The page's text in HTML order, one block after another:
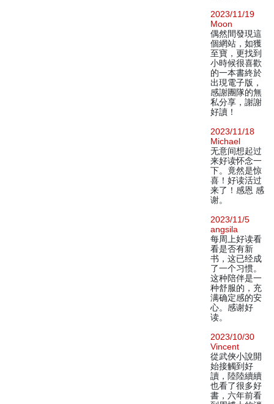
2023/11/19
Moon
偶然間發現這
個網站，如獲
至寶，更找到
小時候很喜歡
的一本書終於
出現電子版，
感謝團隊的無
私分享，謝謝
好讀！
2023/11/18
Michael
无意间想起过
来好读怀念一
下。竟然是惊
喜！好读活过
来了！感恩 感
谢。
2023/11/5
angsila
每周上好读看
看是否有新
书，这已经成
了一个习惯。
这种陪伴是一
种舒服的，充
满确定感的安
心。感谢好
读。
2023/10/30
Vincent
從武俠小說開
始接觸到好
讀，陸陸續續
也看了很多好
書，六年前看